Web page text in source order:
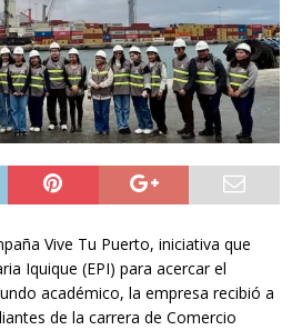
Vive Tu Puerto, iniciativa que
Iquique (EPI) para acercar el
académico, la empresa recibió a
de la carrera de Comercio